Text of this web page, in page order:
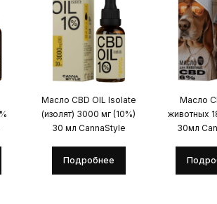
Масло CBD OIL Isolate
(изолят) 3000 мг (10%)
30 мл CannaStyle
Подробнее
Масло
животных
30мл